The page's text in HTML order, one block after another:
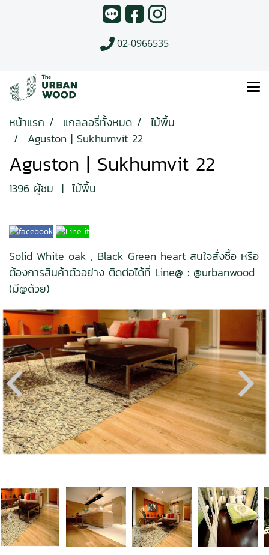
02-0966535
หน้าแรก แกลลอรี่ทั้งหมด
ไม้พื้น
Aguston | Sukhumvit 22
Aguston | Sukhumvit 22
1396 ผู้ชม | ไม้พื้น
Solid White oak , Black Green heart สนใจสั่งซื้อ หรือ
ต้องการสินค้าตัวอย่าง ติดต่อได้ที่ Line@ : @urbanwood
(มี@ด้วย)